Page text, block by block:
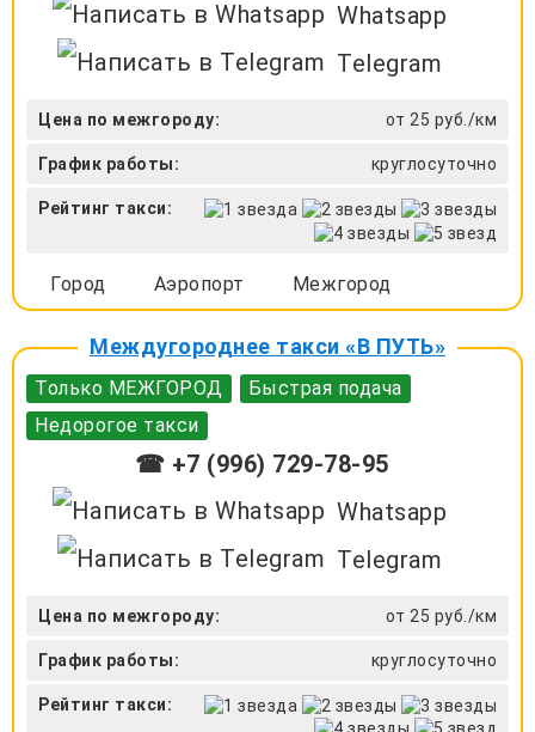
Whatsapp
Telegram
Цена по межгороду: от 25 руб./км
График работы: круглосуточно
Рейтинг такси:
Город Аэропорт Межгород
Междугороднее такси «В ПУТЬ»
Только МЕЖГОРОД
Быстрая подача
Недорогое такси
☎ +7 (996) 729-78-95
Whatsapp
Telegram
Цена по межгороду: от 25 руб./км
График работы: круглосуточно
Рейтинг такси: